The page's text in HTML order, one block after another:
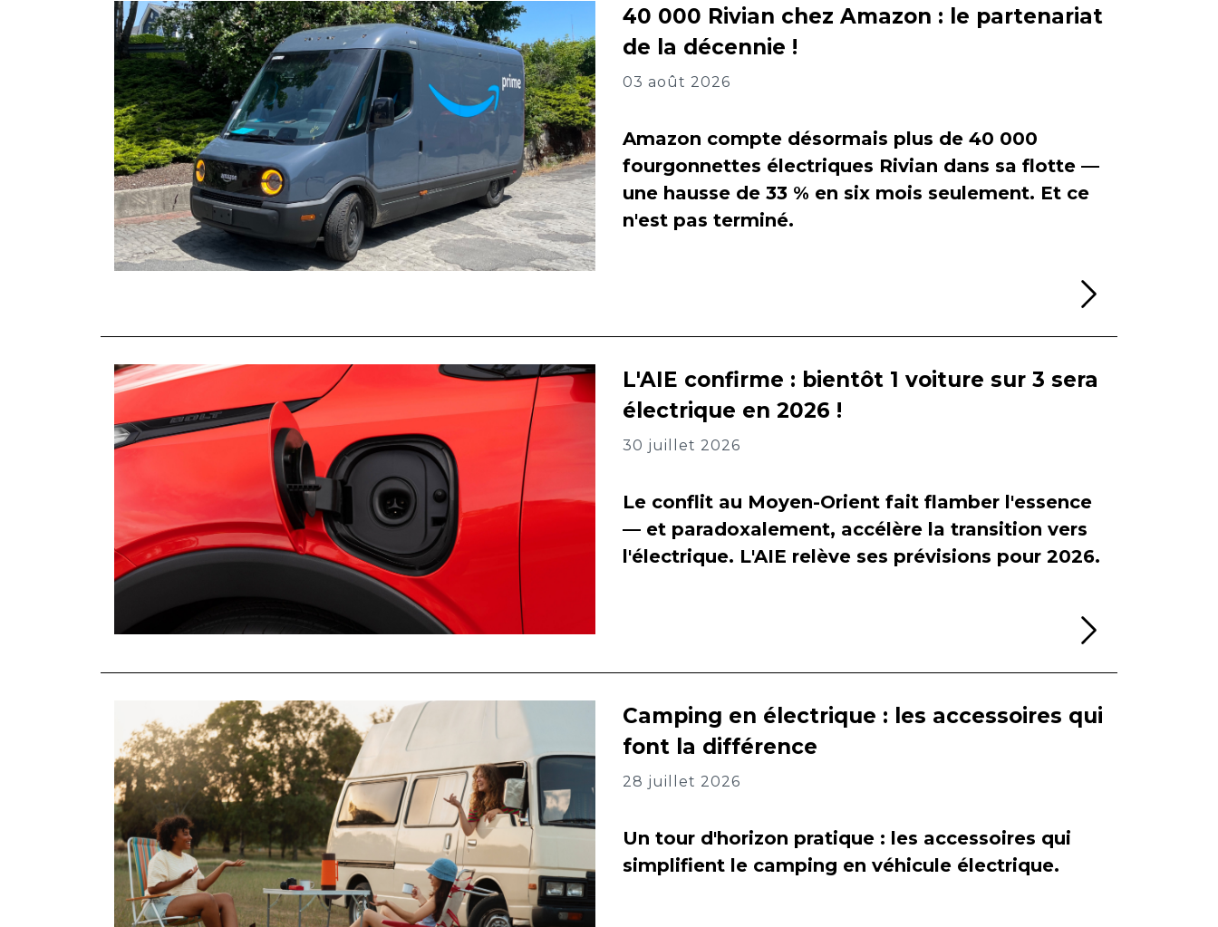
40 000 Rivian chez Amazon : le partenariat
de la décennie !
03 août 2026
Amazon compte désormais plus de 40 000
fourgonnettes électriques Rivian dans sa flotte —
une hausse de 33 % en six mois seulement. Et ce
n'est pas terminé.
L'AIE confirme : bientôt 1 voiture sur 3 sera
électrique en 2026 !
30 juillet 2026
Le conflit au Moyen-Orient fait flamber l'essence
— et paradoxalement, accélère la transition vers
l'électrique. L'AIE relève ses prévisions pour 2026.
Camping en électrique : les accessoires qui
font la différence
28 juillet 2026
Un tour d'horizon pratique : les accessoires qui
simplifient le camping en véhicule électrique.